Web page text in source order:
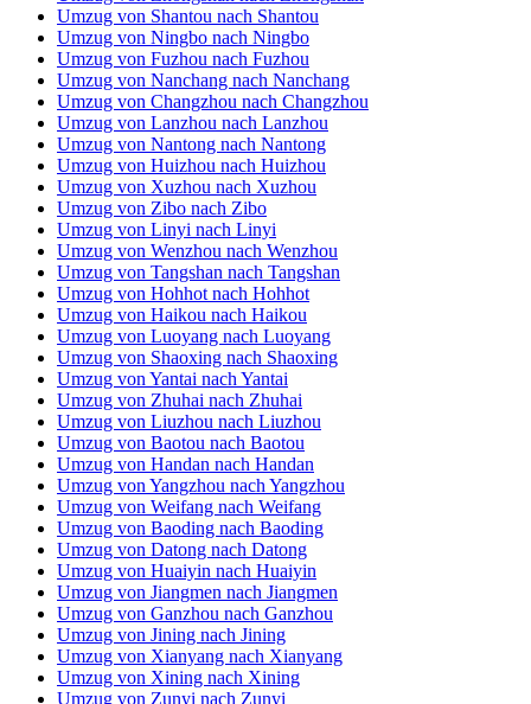
Umzug von Weifang nach Weifang
Umzug von Baoding nach Baoding
Umzug von Datong nach Datong
Umzug von Huaiyin nach Huaiyin
Umzug von Jiangmen nach Jiangmen
Umzug von Ganzhou nach Ganzhou
Umzug von Jining nach Jining
Umzug von Xianyang nach Xianyang
Umzug von Xining nach Xining
Umzug von Zunyi nach Zunyi
Umzug von Yinchuan nach Yinchuan
Umzug von Kunshan nach Kunshan
Umzug von Daqing nach Daqing
Umzug von Wuhu nach Wuhu
Umzug von Mianyang nach Mianyang
Umzug von Putian nach Putian
Umzug von Qinhuangdao nach Qinhuangdao
Umzug von Zhuzhou nach Zhuzhou
Umzug von Jilin nach Jilin
Umzug von Taizhou nach Taizhou
Umzug von Yiwu nach Yiwu
Umzug von Xingtai nach Xingtai
Umzug von Anshan nach Anshan
Umzug von Quanzhou nach Quanzhou
Umzug von Cixi nach Cixi
Umzug von Tai’an nach Tai’an
Umzug von Jinjiang nach Jinjiang
Umzug von Nanyang nach Nanyang
Umzug von Zhanjiang nach Zhanjiang
Umzug von Guilin nach Guilin
Umzug von Yancheng nach Yancheng
Umzug von Zaozhuang nach Zaozhuang